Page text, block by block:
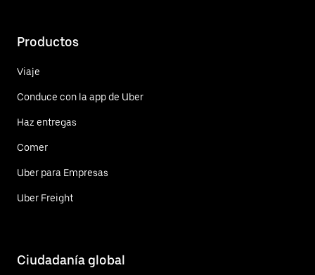
Productos
Viaje
Conduce con la app de Uber
Haz entregas
Comer
Uber para Empresas
Uber Freight
Ciudadanía global